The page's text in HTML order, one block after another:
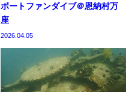
ボートファンダイブ＠恩納村万
座
2026.04.05